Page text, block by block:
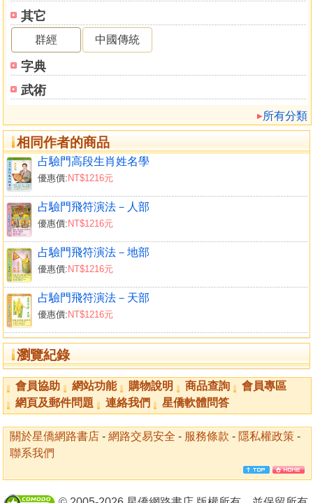
其它
群經 中國傳統
字典
武術
所有分類
相同作者的商品
占驗門高段生肖姓名學
優惠價: NT$1216元
占驗門飛符演法－人部
優惠價: NT$1216元
占驗門飛符演法－地部
優惠價: NT$1216元
占驗門飛符演法－天部
優惠價: NT$1216元
瀏覽紀錄
會員協助 網站功能 購物說明 商品查詢
會員專區
網頁及郵件問題
連絡我們 星僑軟體問答
關於星僑網路書店 - 網路交易安全 - 服務條款 - 隱私權政策 -
聯系我們